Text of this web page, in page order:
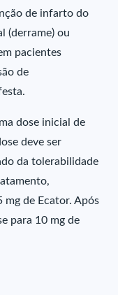
de infarto do
(derrame) ou
pacientes
de
dose inicial de
deve ser
da tolerabilidade
mg de Ecator. Após
para 10 mg de